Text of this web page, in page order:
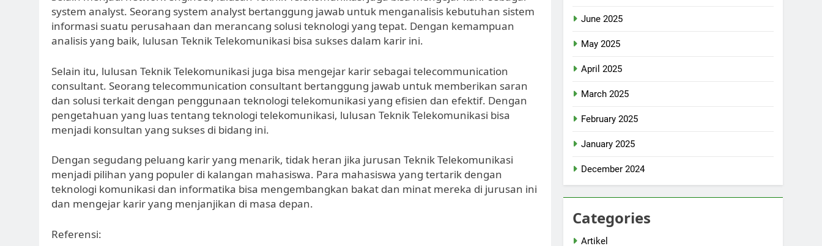
system analyst. Seorang system analyst bertanggung jawab untuk menganalisis kebutuhan sistem
informasi suatu perusahaan dan merancang solusi teknologi yang tepat. Dengan kemampuan
analisis yang baik, lulusan Teknik Telekomunikasi bisa sukses dalam karir ini.
Selain itu, lulusan Teknik Telekomunikasi juga bisa mengejar karir sebagai telecommunication
consultant. Seorang telecommunication consultant bertanggung jawab untuk memberikan saran
dan solusi terkait dengan penggunaan teknologi telekomunikasi yang efisien dan efektif. Dengan
pengetahuan yang luas tentang teknologi telekomunikasi, lulusan Teknik Telekomunikasi bisa
menjadi konsultan yang sukses di bidang ini.
Dengan segudang peluang karir yang menarik, tidak heran jika jurusan Teknik Telekomunikasi
menjadi pilihan yang populer di kalangan mahasiswa. Para mahasiswa yang tertarik dengan
teknologi komunikasi dan informatika bisa mengembangkan bakat dan minat mereka di jurusan ini
dan mengejar karir yang menjanjikan di masa depan.
Referensi:
June 2025
May 2025
April 2025
March 2025
February 2025
January 2025
December 2024
Categories
Artikel